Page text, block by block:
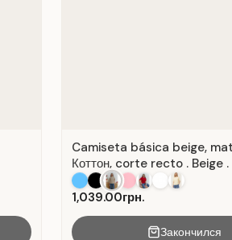
Camiseta básica beige,
Коттон, corte recto . Beige .
1,039.00грн.
Закончился